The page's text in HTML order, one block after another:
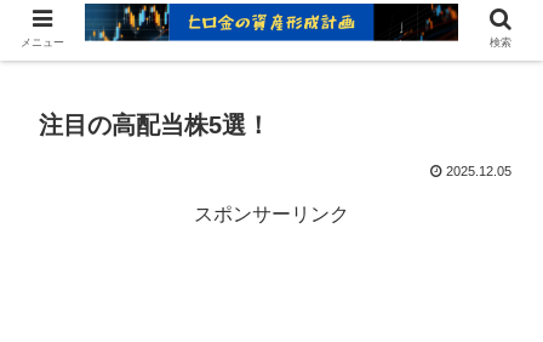
ヒロ金の資産形成レシピ：賢いお金の増やし方
注目の高配当株5選！
2025.12.05
スポンサーリンク
メニュー 検索